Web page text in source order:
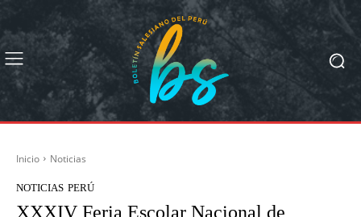
Inicio Noticias
NOTICIAS PERÚ
XXXIV Feria Escolar Nacional de